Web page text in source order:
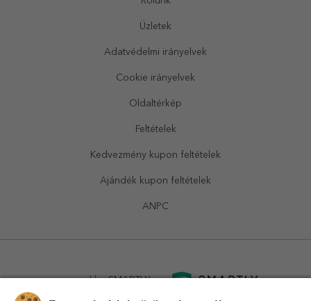
Üzletek
Adatvédelmi irányelvek
Cookie irányelvek
Oldaltérkép
Feltételek
Kedvezmény kupon feltételek
Ajándék kupon feltételek
ANPC
powered bySMARTLY.ro